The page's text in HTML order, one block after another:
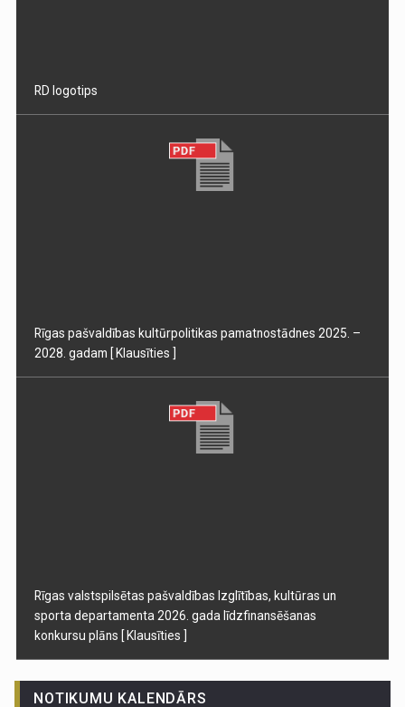
RD logotips
Rīgas pašvaldības kultūrpolitikas pamatnostādnes 2025. –
2028. gadam [ Klausīties ]
Rīgas valstspilsētas pašvaldības Izglītības, kultūras un
sporta departamenta 2026. gada līdzfinansēšanas
konkursu plāns [ Klausīties ]
NOTIKUMU KALENDĀRS